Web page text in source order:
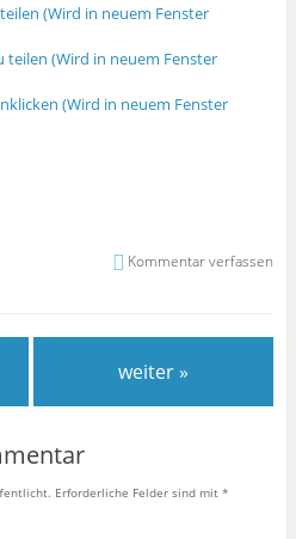
(Wird in neuem Fenster
teilen (Wird in neuem Fenster
(Wird in neuem Fenster
Kommentar verfassen
weiter »
Erforderliche Felder sind mit *